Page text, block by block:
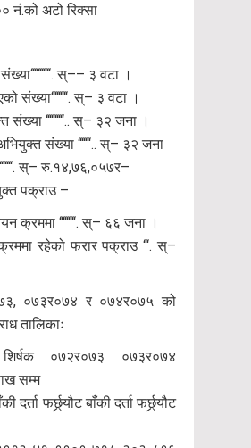
नं.को अटो रिक्सा
स्–– ३ वटा ।
संख्या‘‘‘‘‘‘‘‘‘. स्– ३ वटा ।
‘‘‘‘‘‘‘‘‘‘.. स्– ३२ जना ।
संख्या ‘‘‘‘‘‘‘.. स्– ३२ जना
स्– रु.१४,७६,०५७र–
पक्राउ –
क्रममा ‘‘‘‘‘‘‘‘‘. स्– ६६ जना ।
रहेको फरार पक्राउ ‘‘‘. स्–
०७३र०७४ र ०७४र०७५ को
तालिकाः
०७२र०७३ ०७३र०७४
सम्म
दर्ता फर्छ्र्यौट बाँकी दर्ता फर्छ्र्यौट